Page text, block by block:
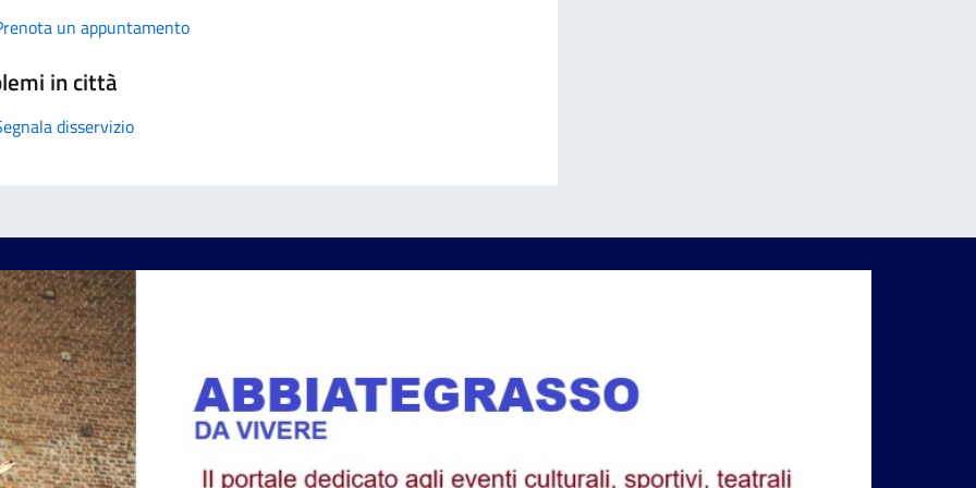
un appuntamento
in città
disservizio